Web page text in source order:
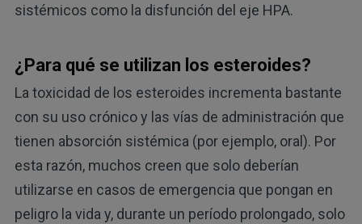
sistémicos como la disfunción del eje HPA.
¿Para qué se utilizan los esteroides?
La toxicidad de los esteroides incrementa bastante
con su uso crónico y las vías de administración que
tienen absorción sistémica (por ejemplo, oral). Por
esta razón, muchos creen que solo deberían
utilizarse en casos de emergencia que pongan en
peligro la vida y, durante un período prolongado, solo